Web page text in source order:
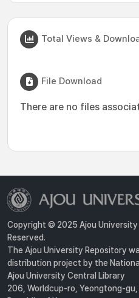
Total Views &
File Download
There are no files
Copyright © 2025 Ajou University
Reserved.
The Ajou University Repository
distribution project by the
Ajou University Central Library
206, Worldcup-ro, Yeongtong-